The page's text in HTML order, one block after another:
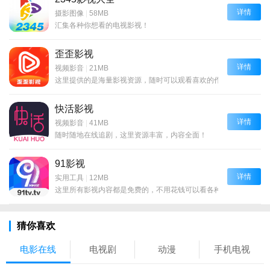
摄影图像 | 58MB
汇集各种你想看的电视影视！
详情
歪歪影视
视频影音 | 21MB
这里提供的是海量影视资源，随时可以观看喜欢的作品！
详情
快活影视
视频影音 | 41MB
随时随地在线追剧，这里资源丰富，内容全面！
详情
91影视
实用工具 | 12MB
这里所有影视内容都是免费的，不用花钱可以看各种大片！
详情
猜你喜欢
电影在线 电视剧 动漫 手机电视